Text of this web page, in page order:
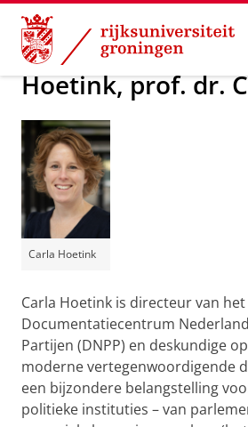
Skip
Content
Skip
Navigation
Over ons Actueel Voor de pers
Hoetink, prof. dr.
Carla Hoetink
Carla Hoetink is directeur van het
Documentatiecentrum
Partijen (DNPP) en deskundige
moderne vertegenwoordigende
een bijzondere belangstelling
politieke instituties – van